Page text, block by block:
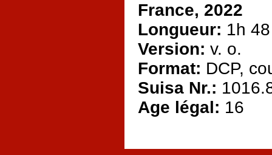
France, 2022
Longueur: 1h
Version: v. o.
Format: DCP,
Suisa Nr.:
Age légal: 16